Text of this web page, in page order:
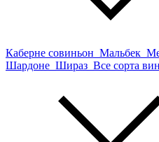
Каберне совиньон Мальбек
Шардоне Шираз Все сорта